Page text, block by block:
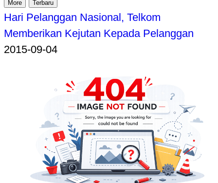
More Terbaru
Hari Pelanggan Nasional, Telkom
Memberikan Kejutan Kepada Pelanggan
2015-09-04